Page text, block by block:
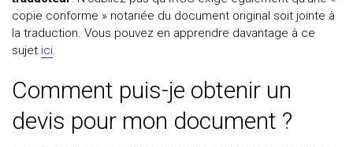
copie conforme » notariée du document original soit jointe à
la traduction. Vous pouvez en apprendre davantage à ce
sujet ici.
Comment puis-je obtenir un
devis pour mon document ?